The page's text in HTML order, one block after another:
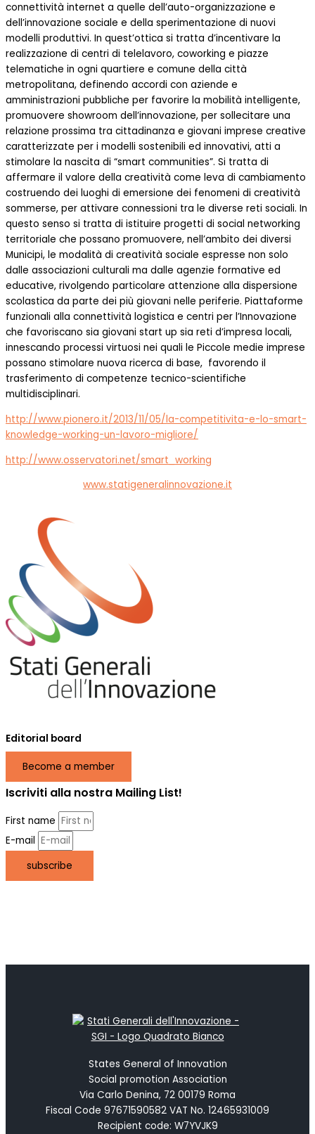
connettività internet a quelle dell’auto-organizzazione e
dell’innovazione sociale e della sperimentazione di nuovi
modelli produttivi. In quest’ottica si tratta d’incentivare la
realizzazione di centri di telelavoro, coworking e piazze
telematiche in ogni quartiere e comune della città
metropolitana, definendo accordi con aziende e
amministrazioni pubbliche per favorire la mobilità intelligente,
promuovere showroom dell’innovazione, per sollecitare una
relazione prossima tra cittadinanza e giovani imprese creative
caratterizzate per i modelli sostenibili ed innovativi, atti a
stimolare la nascita di “smart communities”. Si tratta di
affermare il valore della creatività come leva di cambiamento
costruendo dei luoghi di emersione dei fenomeni di creatività
sommerse, per attivare connessioni tra le diverse reti sociali. In
questo senso si tratta di istituire progetti di social networking
territoriale che possano promuovere, nell’ambito dei diversi
Municipi, le modalità di creatività sociale espresse non solo
dalle associazioni culturali ma dalle agenzie formative ed
educative, rivolgendo particolare attenzione alla dispersione
scolastica da parte dei più giovani nelle periferie. Piattaforme
funzionali alla connettività logistica e centri per l’Innovazione
che favoriscano sia giovani start up sia reti d’impresa locali,
innescando processi virtuosi nei quali le Piccole medie imprese
possano stimolare nuova ricerca di base, favorendo il
trasferimento di competenze tecnico-scientifiche
multidisciplinari.
http://www.pionero.it/2013/11/05/la-competitivita-e-lo-smart-
knowledge-working-un-lavoro-migliore/
http://www.osservatori.net/smart_working
www.statigeneralinnovazione.it
Editorial board
Become a member
Iscriviti alla nostra Mailing List!
First name
E-mail
subscribe
States General of Innovation
Social promotion Association
Via Carlo Denina, 72 00179 Roma
Fiscal Code 97671590582 VAT No. 12465931009
Recipient code: W7YVJK9